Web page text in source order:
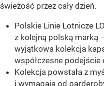
świeżość przez cały dzień.
Polskie Linie Lotnicze
z kolejną polską marką
wyjątkowa kolekcja
współczesne
Kolekcja powstała z
i wymagają od